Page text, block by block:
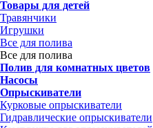
Товары для детей
Травянчики
Игрушки
Все для полива
Все для полива
Полив для комнатных цветов
Насосы
Опрыскиватели
Курковые опрыскиватели
Гидравлические опрыскиватели